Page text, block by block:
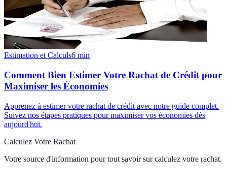
Estimation et Calculs6 min
Comment Bien Estimer Votre Rachat de Crédit pour
Maximiser les Économies
Apprenez à estimer votre rachat de crédit avec notre guide complet.
Suivez nos étapes pratiques pour maximiser vos économies dès
aujourd'hui.
Calculez Votre Rachat
Votre source d'information pour tout savoir sur calculez votre rachat.